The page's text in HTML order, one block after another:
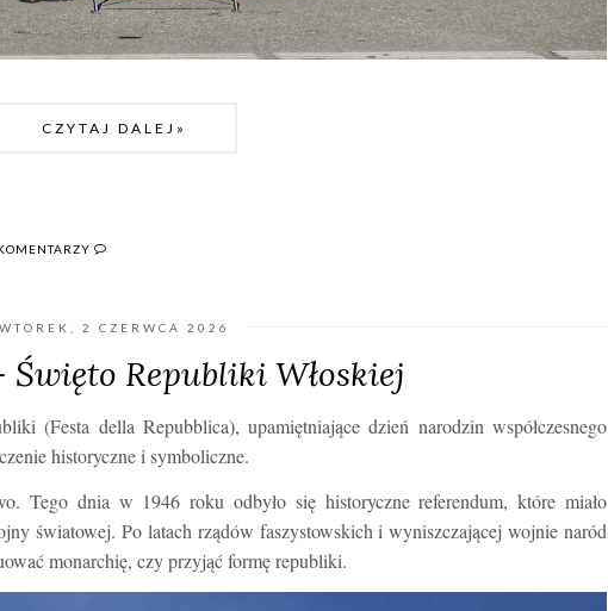
CZYTAJ DALEJ»
WTOREK, 2 CZERWCA 2026
Republiki Włoskiej
(Festa della Repubblica), upamiętniające dzień narodzin współczesnego
historyczne i symboliczne.
Tego dnia w 1946 roku odbyło się historyczne referendum, które miało
światowej. Po latach rządów faszystowskich i wyniszczającej wojnie naród
monarchię, czy przyjąć formę republiki.